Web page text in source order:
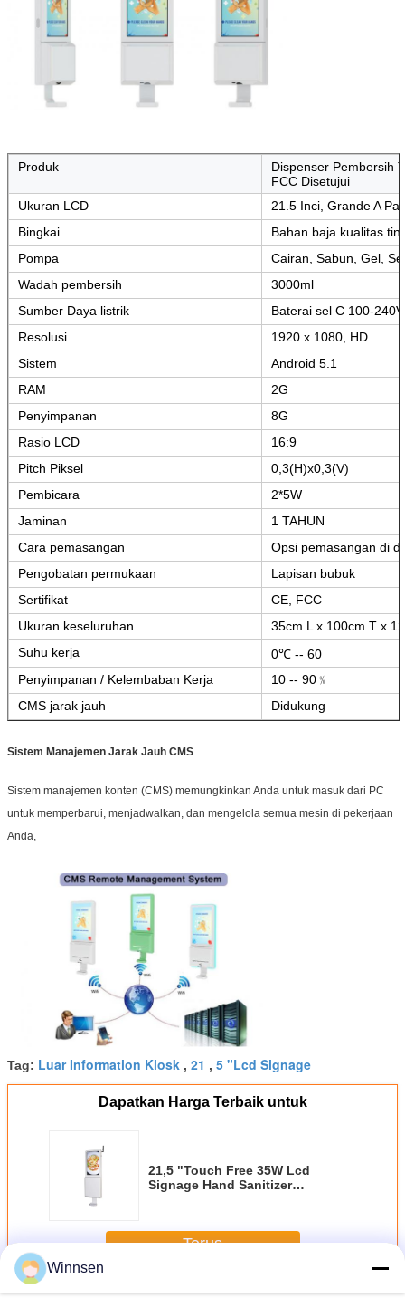
Produk
Dispenser Pembersih
FCC Disetujui
Ukuran LCD
21.5 Inci, Grande A
Bingkai
Bahan baja kualitas
Pompa
Cairan, Sabun, Gel,
Wadah pembersih
3000ml
Sumber Daya listrik
Baterai sel C 100-
Resolusi
1920 x 1080, HD
Sistem
Android 5.1
RAM
2G
Penyimpanan
8G
Rasio LCD
16:9
Pitch Piksel
0,3(H)x0,3(V)
Pembicara
2*5W
Jaminan
1 TAHUN
Cara pemasangan
Opsi pemasangan di
Pengobatan permukaan
Lapisan bubuk
Sertifikat
CE, FCC
Ukuran keseluruhan
35cm L x 100cm T x
Suhu kerja
0℃ -- 60
Penyimpanan / Kelembaban Kerja
10 -- 90﹪
CMS jarak jauh
Didukung
Sistem Manajemen Jarak Jauh CMS
Sistem manajemen konten (CMS) memungkinkan Anda untuk masuk dari PC
untuk memperbarui, menjadwalkan, dan mengelola semua mesin di pekerjaan
Anda,
Tag: Luar Information Kiosk , 21 , 5 "Lcd Signage
Dapatkan Harga Terbaik untuk
21,5 "Touch Free 35W Lcd
Signage Hand Sanitizer
Terus
LebihLcd digital signage
Winnsen